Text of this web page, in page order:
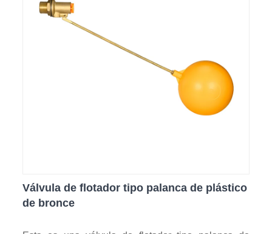
Válvula de flotador tipo palanca de plástico
de bronce